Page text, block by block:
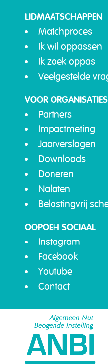
LIDMAATSCHAPPEN
Matchproces
Ik wil oppassen
Ik zoek oppas
Veelgestelde
VOOR ORGANISATIES
Partners
Impactmeting
Jaarverslagen
Downloads
Doneren
Nalaten
Belastingvrij
OOPOEH SOCIAAL
Instagram
Facebook
Youtube
Contact